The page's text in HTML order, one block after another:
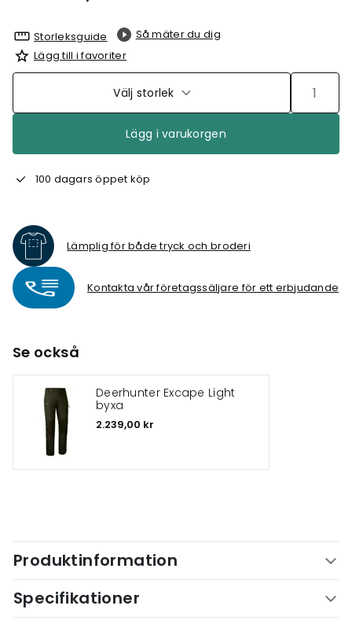
Storleksguide
Så mäter du dig
Lägg till i favoriter
Välj storlek
Lägg i varukorgen
100 dagars öppet köp
Lämplig för både tryck och broderi
Kontakta vår företagssäljare för ett erbjudande
Se också
Deerhunter Excape Light
byxa
2.239,00 kr
Produktinformation
Specifikationer